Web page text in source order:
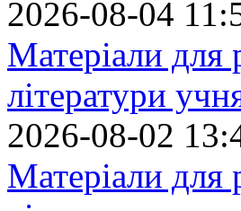
2026-08-04
Матеріали для
літератури
2026-08-02
Матеріали для